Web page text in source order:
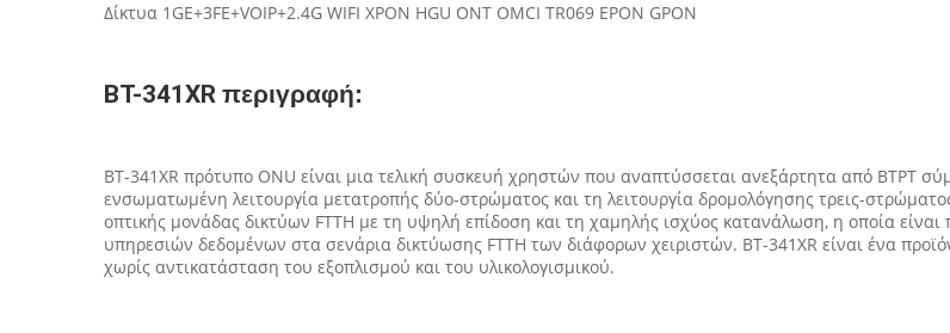
Δίκτυα 1GE+3FE+VOIP+2.4G WIFI XPON HGU ONT OMCI TR069 EPON GPON
BT-341XR περιγραφή:
BT-341XR πρότυπο ONU είναι μια τελική συσκευή χρηστών που αναπτύσσεται ανεξάρτητα από BTPT
ενσωματωμένη λειτουργία μετατροπής δύο-στρώματος και τη λειτουργία δρομολόγησης τρεις-
οπτικής μονάδας δικτύων FTTH με τη υψηλή επίδοση και τη χαμηλής ισχύος κατανάλωση, η οποία
υπηρεσιών δεδομένων στα σενάρια δικτύωσης FTTH των διάφορων χειριστών. BT-341XR είναι ένα
χωρίς αντικατάσταση του εξοπλισμού και του υλικολογισμικού.